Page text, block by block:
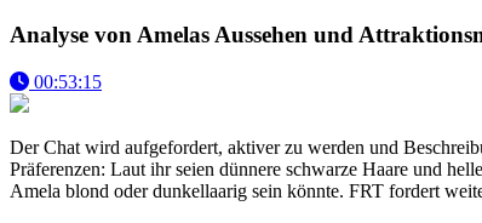
Analyse von Amelas Aussehen und
00:53:15
Der Chat wird aufgefordert, aktiver zu werden und
Präferenzen: Laut ihr seien dünnere schwarze Haare und
Amela blond oder dunkellaarig sein könnte. FRT fordert